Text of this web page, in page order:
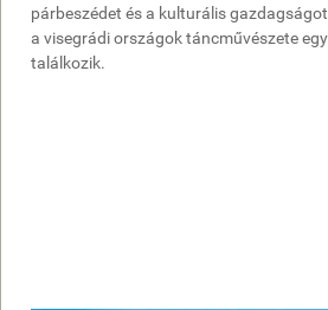
párbeszédet és a kulturális
a visegrádi országok táncművészete
találkozik.